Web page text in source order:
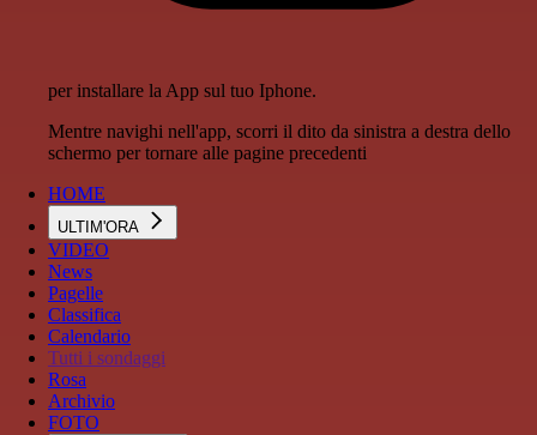
per installare la App sul tuo Iphone.
Mentre navighi nell'app, scorri il dito da sinistra a destra dello
schermo per tornare alle pagine precedenti
HOME
ULTIM'ORA
VIDEO
News
Pagelle
Classifica
Calendario
Tutti i sondaggi
Rosa
Archivio
FOTO